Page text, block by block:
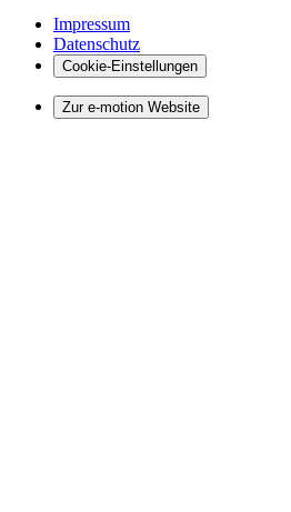
Impressum
Datenschutz
Cookie-Einstellungen
Zur e-motion Website